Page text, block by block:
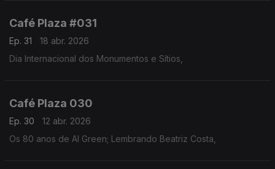
Café Plaza #031
Ep. 31
18 abr. 2026
Dia Internacional dos Monumentos e Sítios,
Café Plaza 030
Ep. 30
12 abr. 2026
Os 80 anos de Al Green; Lembrando Beatriz Costa,